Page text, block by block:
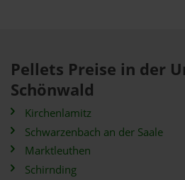
Pellets Preise in der
Schönwald
Kirchenlamitz
Schwarzenbach an der Saale
Marktleuthen
Schirnding